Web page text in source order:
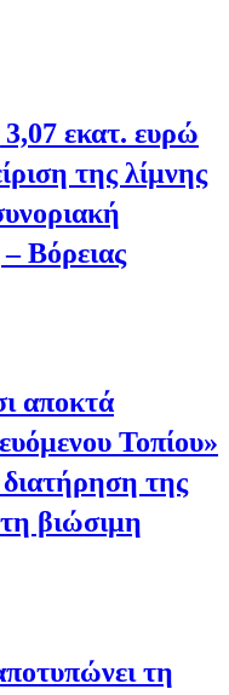
εκατ. ευρώ
της λίμνης
Βόρειας
αποκτά
Τοπίου»
της
τη βιώσιμη
τη